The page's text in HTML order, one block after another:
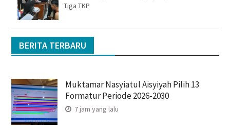
Tiga TKP
BERITA TERBARU
Muktamar Nasyiatul Aisyiyah Pilih 13
Formatur Periode 2026-2030
7 jam yang lalu